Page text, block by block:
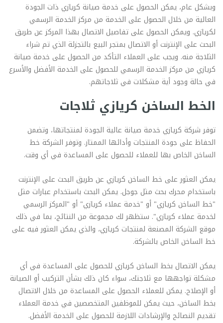
وبشكل عام، يمكن الحصول على خدمة صيانة كريازي ذات الجودة
العالية من خلال الحصول على الخدمة من مركز الخدمة الرسمي
لكريازي. ويمكن الحصول على تفاصيل الاتصال بهذا المركز عن طريق
البحث على الإنترنت أو الاتصال بمتجر البيع بالتجزئة الذي تم شراء
الثلاجة منه. ويجب على العملاء التأكد من الحصول على خدمة صيانة
كريازي من مركز الخدمة الرسمي للحصول على الخدمة الأفضل والأسرع
في حالة وجود أية مشكلات في ثلاجاتهم.
الخط الساخن كريازي ثلاجات
توفر شركة كريازي خدمة صيانة عالية الجودة لمنتجاتها، وتضمن
الحفاظ على جودة المنتجات وأدائها الممتاز. وتوفر الشركة خط
الساخن الخاص بها للعملاء للحصول على المساعدة في أي وقت.
يمكن العثور على خط الساخن كريازي عن طريق البحث على الإنترنت
باستخدام محرك بحث مثل جوجل. يمكن البحث باستخدام عبارات مثل
"خط الساخن كريازي" أو "خدمة عملاء كريازي" أو "المركز الرسمي
لخدمة عملاء كريازي". ستظهر لك مجموعة من النتائج، بما في ذلك
موقع الشركة المصنعة لمنتجات كريازي، والذي يمكن العثور فيه على
خط الساخن الخاص بالشركة.
يمكن الاتصال بخط الساخن كريازي للحصول على المساعدة في أي
مشكلة تواجهها مع ثلاجتك، سواء كان ذلك بشأن التركيب أو الصيانة
أو الإصلاح. يمكن للعملاء الحصول على المساعدة من خلال الاتصال
بخط الساخن، حيث يمكن للموظفين المتخصصين في خدمة العملاء
تقديم النصائح والإرشادات اللازمة للحصول على الخدمة الأفضل.